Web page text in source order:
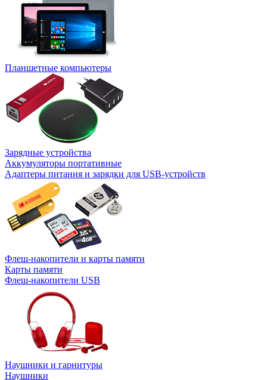
Планшетные компьютеры
Зарядные устройства
Аккумуляторы портативные
Адаптеры питания и зарядки для USB-устройств
Флеш-накопители и карты памяти
Карты памяти
Флеш-накопители USB
Наушники и гарнитуры
Наушники